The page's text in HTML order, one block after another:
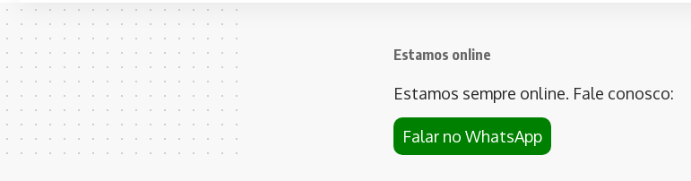
Estamos online
Estamos sempre online. Fale conosco:
Falar no WhatsApp